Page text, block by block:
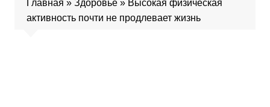
Главная » Здоровье» Высокая физическая
активность почти не продлевает жизнь